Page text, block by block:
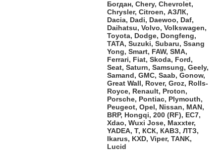
Богдан, Chery, Chevrolet,
Chrysler, Citroen, АЗЛК,
Dacia, Dadi, Daewoo, Daf,
Daihatsu, Volvo, Volkswagen,
Toyota, Dodge, Dongfeng,
TATA, Suzuki, Subaru, Ssang
Yong, Smart, FAW, SMA,
Ferrari, Fiat, Skoda, Ford,
Seat, Saturn, Samsung, Geely,
Samand, GMC, Saab, Gonow,
Great Wall, Rover, Groz, Rolls-
Royce, Renault, Proton,
Porsche, Pontiac, Plymouth,
Peugeot, Opel, Nissan, MAN,
BRP, Hongqi, 200 (RF), EC7,
Xdao, Wuxi Jose, Maxxter,
YADEA, Т, КСК, КАВЗ, ЛТЗ,
Ikarus, KXD, Viper, TANK,
Lucid